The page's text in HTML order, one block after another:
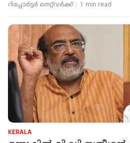
റിപ്പോർട്ടർ നെറ്റ്‌വര്‍ക്ക്‌ 1 min read
KERALA